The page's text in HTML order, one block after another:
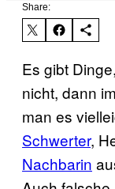
Share:
Es gibt
nicht, dann
man es
Schwerter,
Nachbarin